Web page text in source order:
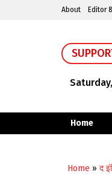
About Editor
Home
Home » द